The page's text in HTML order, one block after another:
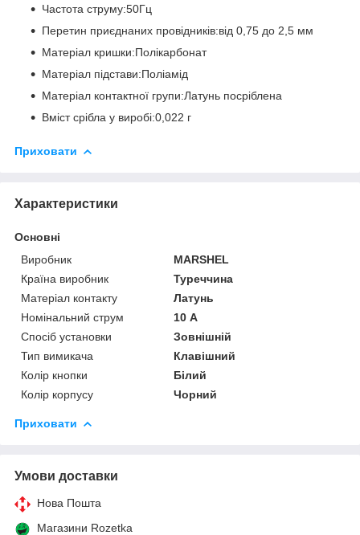
Частота струму:50Гц
Перетин приєднаних провідників:від 0,75 до 2,5 мм
Матеріал кришки:Полікарбонат
Матеріал підстави:Поліамід
Матеріал контактної групи:Латунь посріблена
Вміст срібла у виробі:0,022 г
Приховати
Характеристики
Основні
Виробник
MARSHEL
Країна виробник
Туреччина
Матеріал контакту
Латунь
Номінальний струм
10 А
Спосіб установки
Зовнішній
Тип вимикача
Клавішний
Колір кнопки
Білий
Колір корпусу
Чорний
Приховати
Умови доставки
Нова Пошта
Магазини Rozetka